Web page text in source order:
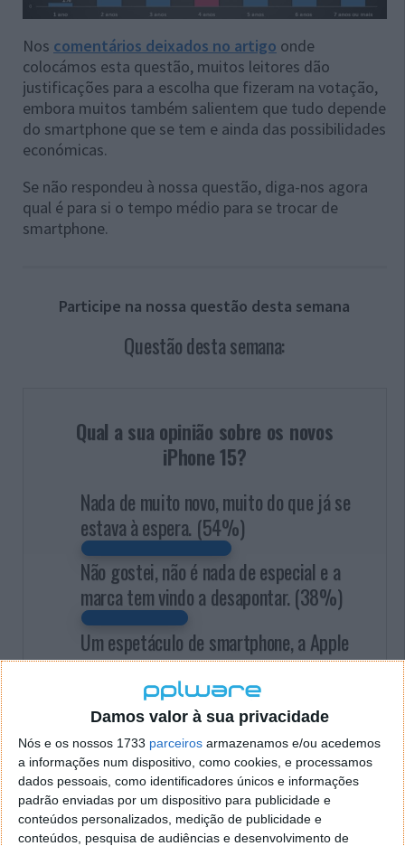
Damos valor à sua privacidade
Nós e os nossos 1733 parceiros armazenamos e/ou acedemos
a informações num dispositivo, como cookies, e processamos
dados pessoais, como identificadores únicos e informações
padrão enviadas por um dispositivo para publicidade e
conteúdos personalizados, medição de publicidade e
conteúdos, pesquisa de audiências e desenvolvimento de
Nos comentários deixados no artigo onde
colocámos esta questão, muitos leitores dão
justificações para a escolha que fizeram na votação,
embora muitos também salientem que tudo depende
do smartphone que se tem e ainda das possibilidades
económicas.
Se não respondeu à nossa questão, diga-nos agora
qual é para si o tempo médio para se trocar de
smartphone.
Participe na nossa questão desta semana
Questão desta semana:
Qual a sua opinião sobre os novos
iPhone 15?
Nada de muito novo, muito do que já se
estava à espera. (54%)
Não gostei, não é nada de especial e a
marca tem vindo a desapontar. (38%)
Um espetáculo de smartphone, a Apple
continua a surpreender com
fantásticos equipamentos inovadores.
(8%)
Total Votos:1.449